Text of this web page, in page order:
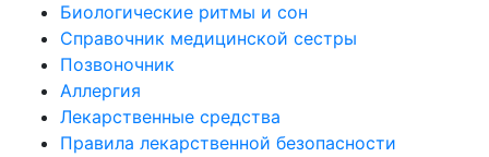
Биологические ритмы и сон
Справочник медицинской сестры
Позвоночник
Аллергия
Лекарственные средства
Правила лекарственной безопасности